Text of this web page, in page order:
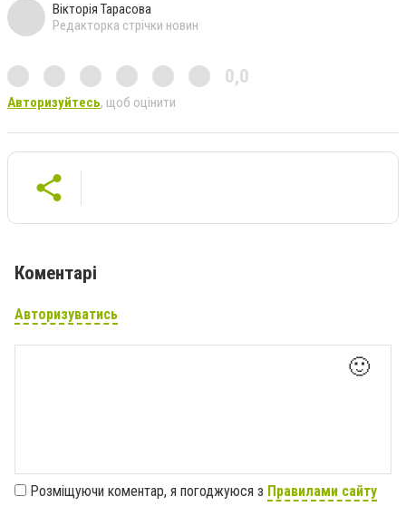
Вікторія Тарасова
Редакторка стрічки новин
0,0
Авторизуйтесь, щоб оцінити
Коментарі
Авторизуватись
🙂
Розміщуючи коментар, я погоджуюся з Правилами сайту